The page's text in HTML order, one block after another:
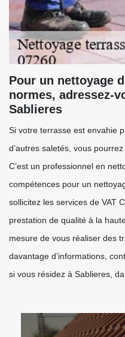
Pour un nettoyage
normes, adressez-
Sablieres
Si votre terrasse est envahie
d’autres saletés, vous
C’est un professionnel en
compétences pour un
sollicitez les services de VAT
prestation de qualité à la
mesure de vous réaliser des
davantage d’informations,
si vous résidez à Sablieres,